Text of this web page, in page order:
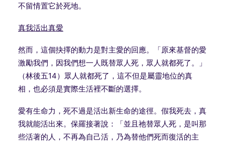
不留情置它於死地。
真我活出真愛
然而，這個抉擇的動力是對主愛的回應。「原來基督的愛
激勵我們，因我們想一人既替眾人死，眾人就都死了。」
（林後五14）眾人就都死了，這不但是屬靈地位的真
相，也必須是實際生活裡不斷的選擇。
愛有生命力，死不過是活出新生命的途徑。假我死去，真
我就能活出來。保羅接著說：「並且祂替眾人死，是叫那
些活著的人，不再為自己活，乃為替他們死而復活的主